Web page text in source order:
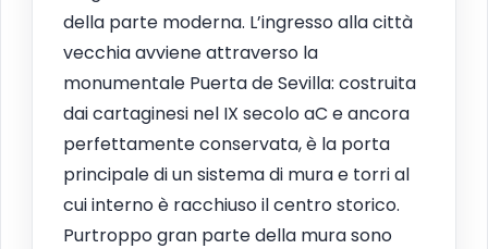
della parte moderna. L’ingresso alla città
vecchia avviene attraverso la
monumentale Puerta de Sevilla: costruita
dai cartaginesi nel IX secolo aC e ancora
perfettamente conservata, è la porta
principale di un sistema di mura e torri al
cui interno è racchiuso il centro storico.
Purtroppo gran parte della mura sono